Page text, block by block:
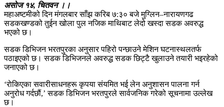
असोज १४, चितवन ।।
महाअष्टमीको दिन मंगलबार साँझ करिब ७:३० बजे मुग्लिन–नारायणगढ
सडकखण्डको तुईन खोला पुल नजिक माथिबाट लेदो खस्दा सडक अवरुद्ध
भएको छ।
सडक डिभिजन भरतपुरका अनुसार पहिरो पन्छाउने मेशिन घटनास्थलतर्फ
पठाइएको छ। सडक डिभिजनले अवरुद्ध सडक छिट्टै खुलाउने तयारी भइरहेको
जनाएको छ।
‘राेकिएका सवारीसाधनहरू कृपया संयमित भई लेन अनुशासन पालना गर्न
अनुरोध गर्दछौं,’ सडक डिभिजन भरतपुरले सार्वजनिक गरेको सूचनामा उल्लेख
छ।